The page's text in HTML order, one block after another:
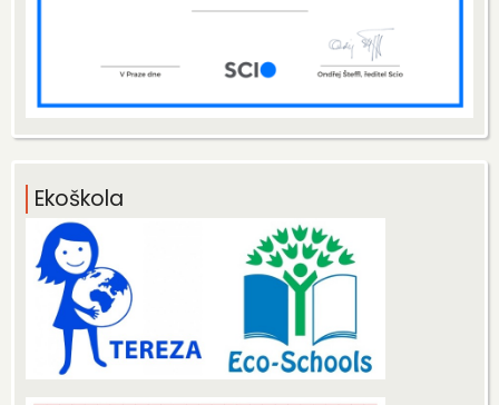
Ekoškola